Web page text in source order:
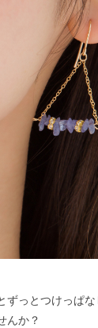
ずっとつけっぱな
んか？